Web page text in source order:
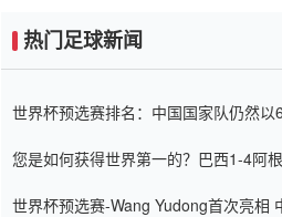
热门足球新闻
世界杯预选赛排名：中国国家队仍然以
您是如何获得世界第一的？巴西1-4阿
世界杯预选赛-Wang Yudong首次亮相